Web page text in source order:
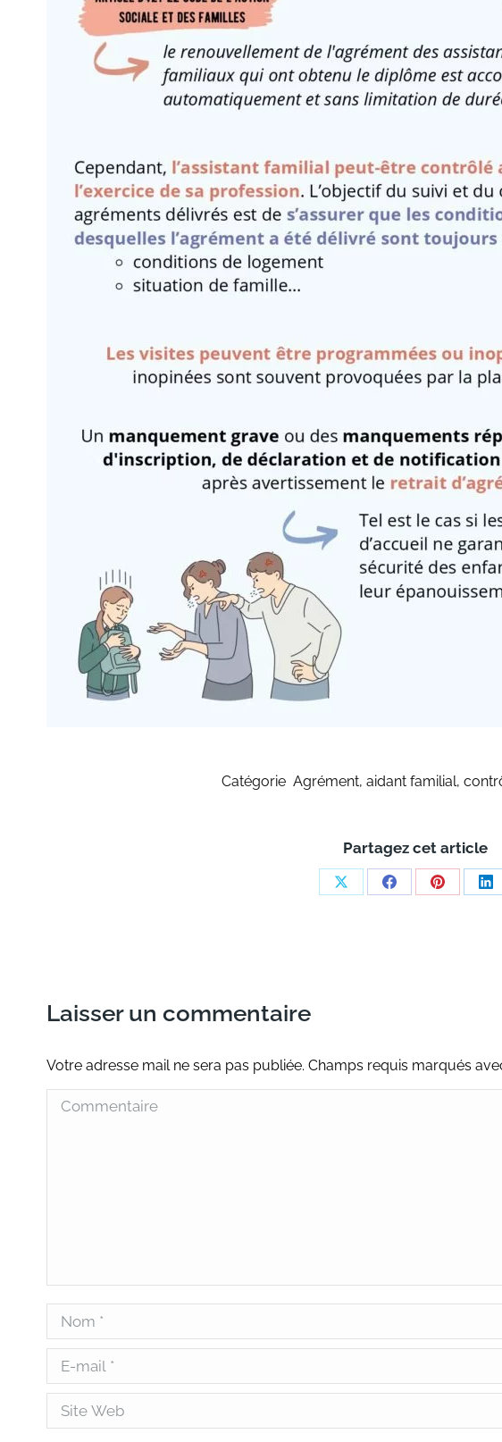
Catégorie Agrément, aidant familial,
Partagez cet article
Share Share Share
Laisser un commentaire
Votre adresse mail ne sera pas publiée. Champs requis marqués
Commentaire
Nom *
E-mail *
Site Web